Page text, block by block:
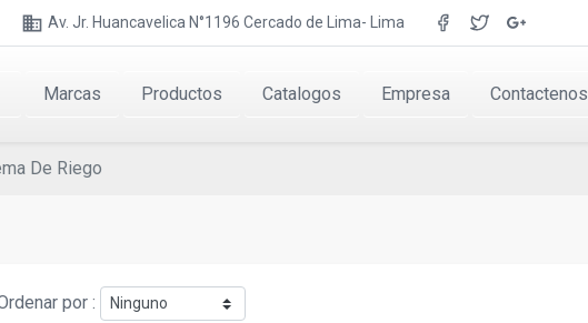
business Av. Jr. Huancavelica N°1196 Cercado de Lima- Lima
Marcas Productos Catalogos Empresa Contactenos
De Riego
por :